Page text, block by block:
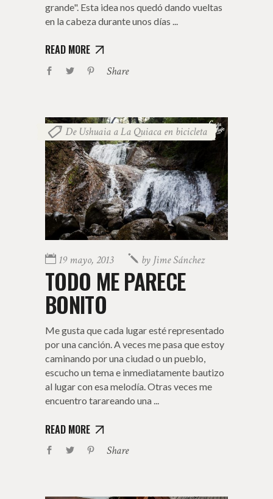
grande". Esta idea nos quedó dando vueltas
en la cabeza durante unos días
READ MORE
Share
De Ushuaia a La Quiaca en bicicleta
19 mayo, 2013 by Jime Sánchez
TODO ME PARECE
BONITO
Me gusta que cada lugar esté representado
por una canción. A veces me pasa que estoy
caminando por una ciudad o un pueblo,
escucho un tema e inmediatamente bautizo
al lugar con esa melodía. Otras veces me
encuentro tarareando una
READ MORE
Share